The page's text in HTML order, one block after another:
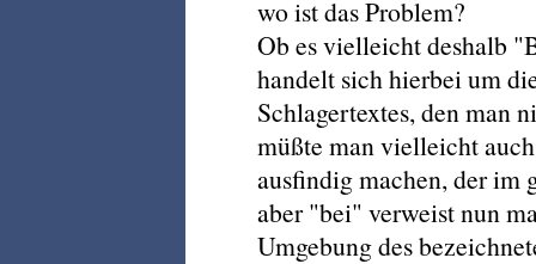
wo ist das Problem?
Ob es vielleicht deshalb
handelt sich hierbei um
Schlagertextes, den man
müßte man vielleicht
ausfindig machen, der im
aber "bei" verweist nun
Umgebung des